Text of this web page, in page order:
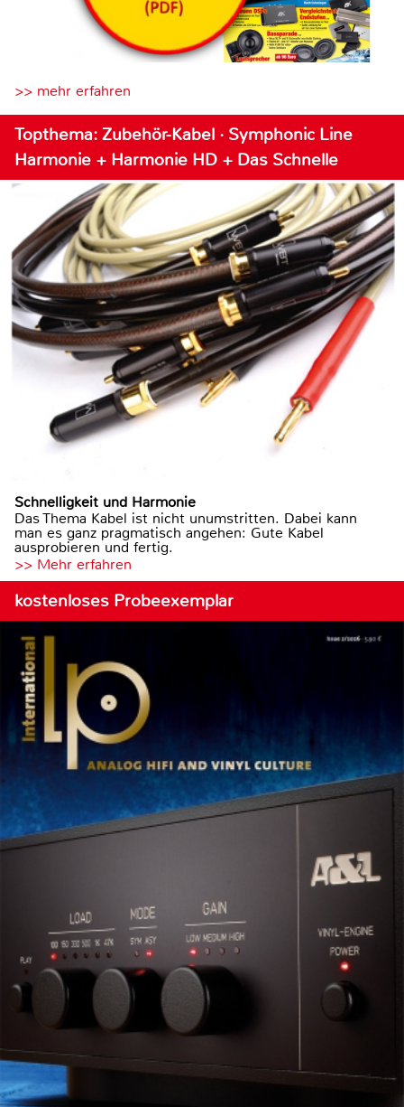
>> mehr erfahren
Topthema: Zubehör-Kabel · Symphonic Line
Harmonie + Harmonie HD + Das Schnelle
Schnelligkeit und Harmonie
Das Thema Kabel ist nicht unumstritten. Dabei kann
man es ganz pragmatisch angehen: Gute Kabel
ausprobieren und fertig.
>> Mehr erfahren
kostenloses Probeexemplar